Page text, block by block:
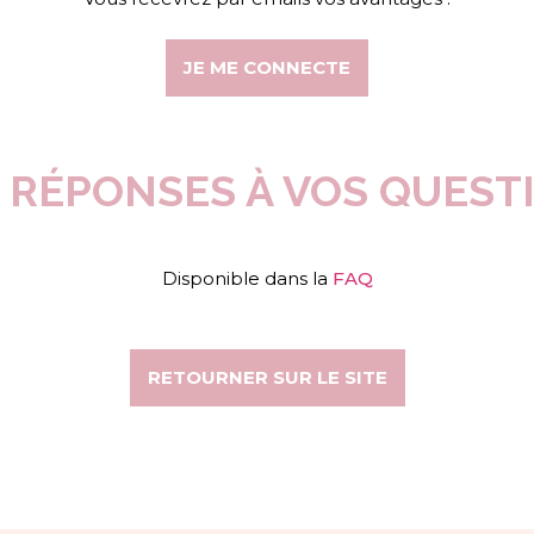
JE ME CONNECTE
À VOS
Disponible dans la FAQ
RETOURNER SUR LE SITE